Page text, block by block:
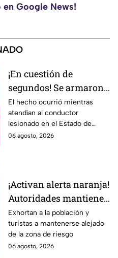
Google News!
¡En cuestión de
segundos! Se armaron
de pantalones en plena
rapiña
El hecho ocurrió mientras
atendían al conductor
lesionado en el Estado de
México
06 agosto, 2026
¡Activan alerta naranja!
Autoridades mantienen
monitoreo ante la
actividad volcánica
Exhortan a la población y
turistas a mantenerse alejado
de la zona de riesgo
06 agosto, 2026